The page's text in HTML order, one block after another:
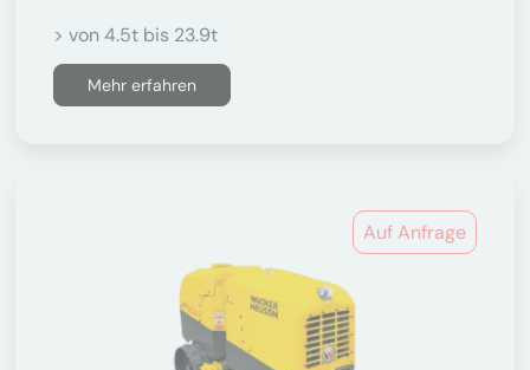
> von 4.5t bis 23.9t
Mehr erfahren
Auf Anfrage